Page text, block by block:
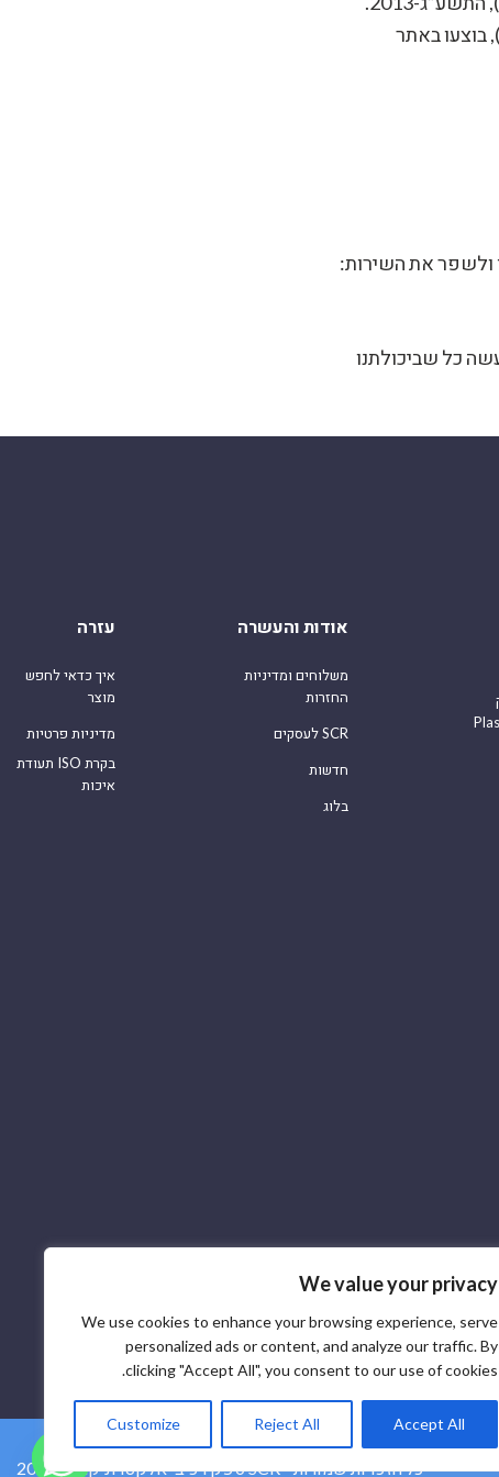
We value your privacy
We use cookies to enhance your browsing experience, serve
personalized ads or content, and analyze our traffic. By
clicking "Accept All", you consent to our use of cookies.
Customize Reject All Accept All
בוצעו באתר
ולשפר את השירות:
כל שביכולתנו
אודות והעשרה
משלוחים ומדיניות
החזרות
לעסקים SCR
חדשות
בלוג
עזרה
איך כדאי לחפש
מוצר
מדיניות פרטיות
תעודת ISO בקרת
איכות
2026 © ספק רכיבי אלקטרוניקה SCR - כל הזכויות שמורות